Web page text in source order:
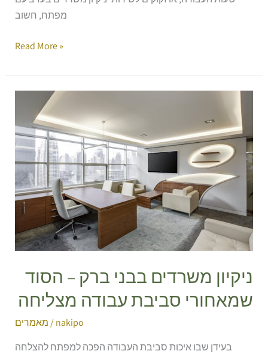
מפתח, חשוב
Read More »
ניקיון משרדים בבני ברק – הסוד
שמאחורי סביבת עבודה מצליחה
מאמרים /nakipo
בעידן שבו איכות סביבת העבודה הפכה למפתח להצלחה
משרדים
בבני
ברק
–
הסוד
שמאחורי
סביבת
עבודה
מצליחה